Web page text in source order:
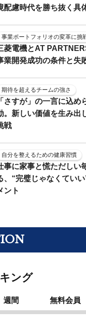
配慮時代を勝ち抜く具
事業ポートフォリオの変革に挑
菱電機とAT
業開発成功の条件と失
期待を超えるチームの強さ
「さすが」の一言に込め
。新しい価値を生み出
戦
自分を整えるための健康習慣
事に家事と慌ただしい
、“完璧じゃなくてい
ント
ング
週間 無料会員